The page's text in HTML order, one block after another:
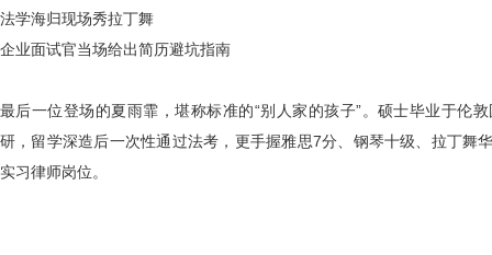
法学海归现场秀拉丁舞
企业面试官当场给出简历避坑指南
最后一位登场的夏雨霏，堪称标准的“别人家的孩子”。硕士毕业于伦
研，留学深造后一次性通过法考，更手握雅思7分、钢琴十级、拉丁舞
实习律师岗位。